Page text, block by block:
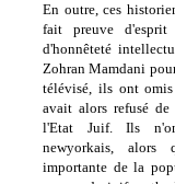
En outre, ces
fait preuve
d'honnêteté
Zohran Mamdani
télévisé, ils ont
avait alors refusé
l'Etat Juif. Ils
newyorkais, alors
importante de la